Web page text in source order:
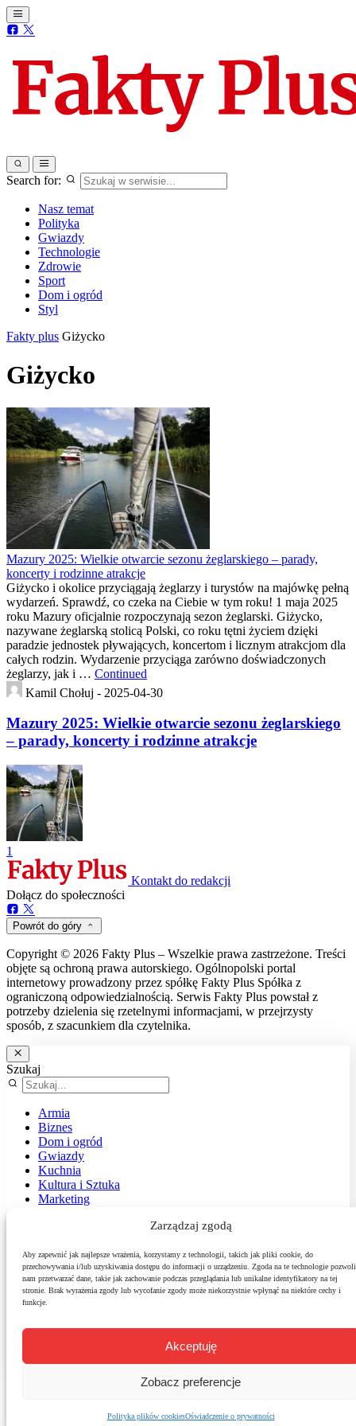
Zarządzaj zgodą
Aby zapewnić jak najlepsze wrażenia, korzystamy z technologii, takich jak pliki cookie, do
przechowywania i/lub uzyskiwania dostępu do informacji o urządzeniu. Zgoda na te technologie pozwoli
nam przetwarzać dane, takie jak zachowanie podczas przeglądania lub unikalne identyfikatory na tej
stronie. Brak wyrażenia zgody lub wycofanie zgody może niekorzystnie wpłynąć na niektóre cechy i
funkcje.
Akceptuję
Zobacz preferencje
Polityka plików cookiesOświadczenie o prywatności
Search for:
Nasz temat
Polityka
Gwiazdy
Technologie
Zdrowie
Sport
Dom i ogród
Styl
Fakty plus Giżycko
Giżycko
Mazury 2025: Wielkie otwarcie sezonu żeglarskiego – parady,
koncerty i rodzinne atrakcje
Giżycko i okolice przyciągają żeglarzy i turystów na majówkę pełną
wydarzeń. Sprawdź, co czeka na Ciebie w tym roku! 1 maja 2025
roku Mazury oficjalnie rozpoczynają sezon żeglarski. Giżycko,
nazywane żeglarską stolicą Polski, co roku tętni życiem dzięki
paradzie jednostek pływających, koncertom i licznym atrakcjom dla
całych rodzin. Wydarzenie przyciąga zarówno doświadczonych
żeglarzy, jak i … Continued
Kamil Chołuj - 2025-04-30
Mazury 2025: Wielkie otwarcie sezonu żeglarskiego
– parady, koncerty i rodzinne atrakcje
1
Kontakt do redakcji
Dołącz do społeczności
Powrót do góry
Copyright © 2026 Fakty Plus – Wszelkie prawa zastrzeżone. Treści
objęte są ochroną prawa autorskiego. Ogólnopolski portal
internetowy prowadzony przez spółkę Fakty Plus Spółka z
ograniczoną odpowiedzialnością. Serwis Fakty Plus powstał z
potrzeby dzielenia się rzetelnymi informacjami, w przejrzysty
sposób, z szacunkiem dla czytelnika.
Szukaj
Armia
Biznes
Dom i ogród
Gwiazdy
Kuchnia
Kultura i Sztuka
Marketing
Podróże
Polityka
Sport
Środowisko
Technologie